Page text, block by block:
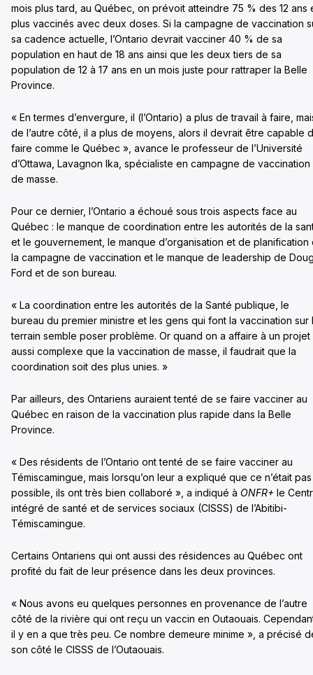
mois plus tard, au Québec, on prévoit atteindre 75 % des 12 ans
plus vaccinés avec deux doses. Si la campagne de vaccination
sa cadence actuelle, l’Ontario devrait vacciner 40 % de sa
population en haut de 18 ans ainsi que les deux tiers de sa
population de 12 à 17 ans en un mois juste pour rattraper la Belle
Province.
« En termes d’envergure, il (l’Ontario) a plus de travail à faire,
de l’autre côté, il a plus de moyens, alors il devrait être capable
faire comme le Québec », avance le professeur de l’Université
d’Ottawa, Lavagnon Ika, spécialiste en campagne de vaccination
de masse.
Pour ce dernier, l’Ontario a échoué sous trois aspects face au
Québec : le manque de coordination entre les autorités de la
et le gouvernement, le manque d’organisation et de planification
la campagne de vaccination et le manque de leadership de
Ford et de son bureau.
« La coordination entre les autorités de la Santé publique, le
bureau du premier ministre et les gens qui font la vaccination sur
terrain semble poser problème. Or quand on a affaire à un projet
aussi complexe que la vaccination de masse, il faudrait que la
coordination soit des plus unies. »
Par ailleurs, des Ontariens auraient tenté de se faire vacciner au
Québec en raison de la vaccination plus rapide dans la Belle
Province.
« Des résidents de l’Ontario ont tenté de se faire vacciner au
Témiscamingue, mais lorsqu’on leur a expliqué que ce n’était pas
possible, ils ont très bien collaboré », a indiqué à ONFR+ le
intégré de santé et de services sociaux (CISSS) de l’Abitibi-
Témiscamingue.
Certains Ontariens qui ont aussi des résidences au Québec ont
profité du fait de leur présence dans les deux provinces.
« Nous avons eu quelques personnes en provenance de l’autre
côté de la rivière qui ont reçu un vaccin en Outaouais.
il y en a que très peu. Ce nombre demeure minime », a précisé
son côté le CISSS de l’Outaouais.